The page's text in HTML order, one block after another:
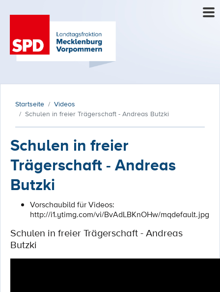
Startseite
Videos
Schulen in freier Trägerschaft - Andreas Butzki
Schulen in freier
Trägerschaft - Andreas
Butzki
Vorschaubild für Videos:
http://i1.ytimg.com/vi/BvAdLBKnOHw/mqdefault.jpg
Schulen in freier Trägerschaft - Andreas
Butzki